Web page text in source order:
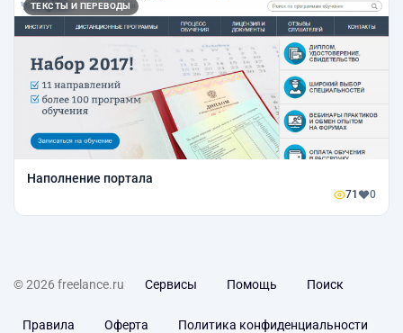
ТЕКСТЫ И ПЕРЕВОДЫ
Наполнение портала
71 0
© 2026 freelance.ru Сервисы Помощь Поиск
Правила Оферта Политика конфиденциальности